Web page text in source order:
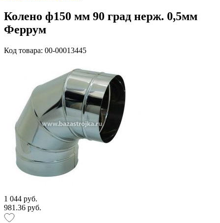
Колено ф150 мм 90 град нерж. 0,5мм
Феррум
Код товара: 00-00013445
1 044 руб.
981.36 руб.